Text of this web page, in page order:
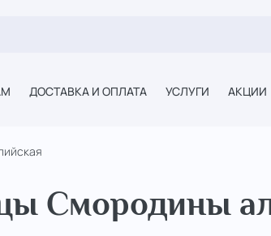
ДОСТАВКА И ОПЛАТА УСЛУГИ АКЦИИ
Смородины